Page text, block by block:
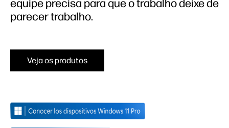
equipe precisa para que o trabalho deixe de
parecer trabalho.
Veja os produtos